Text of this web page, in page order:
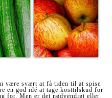
være svært at få tiden til at spise
en god idé at tage kosttilskud for
for. Men er det nødvendigt eller